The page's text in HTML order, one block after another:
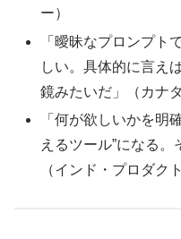
ー）
「曖昧なプロンプト
しい。具体的に言え
鏡みたいだ」（カナ
「何が欲しいかを明
えるツール”になる。
（インド・プロダク